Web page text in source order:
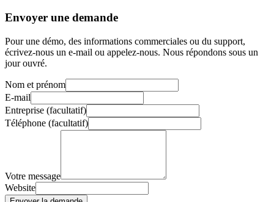
Envoyer une demande
Pour une démo, des informations commerciales ou du support,
écrivez-nous un e-mail ou appelez-nous. Nous répondons sous un
jour ouvré.
Nom et prénom
E-mail
Entreprise (facultatif)
Téléphone (facultatif)
Votre message
Website